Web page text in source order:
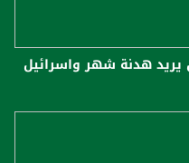
يريد هدنة شهر واسرائيل